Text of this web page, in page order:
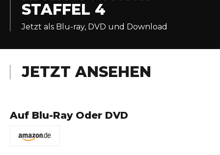
STAFFEL 4
Jetzt als Blu-ray, DVD und Download
JETZT ANSEHEN
Auf Blu-Ray Oder DVD